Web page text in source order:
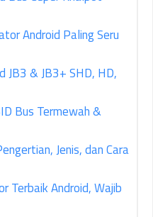
Android Paling Seru
JB3 & JB3+ SHD, HD,
Bus Termewah &
Jenis, dan Cara
Terbaik Android, Wajib